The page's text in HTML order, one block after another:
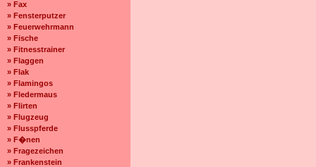
» Fax
» Fensterputzer
» Feuerwehrmann
» Fische
» Fitnesstrainer
» Flaggen
» Flak
» Flamingos
» Fledermaus
» Flirten
» Flugzeug
» Flusspferde
» F�nen
» Fragezeichen
» Frankenstein